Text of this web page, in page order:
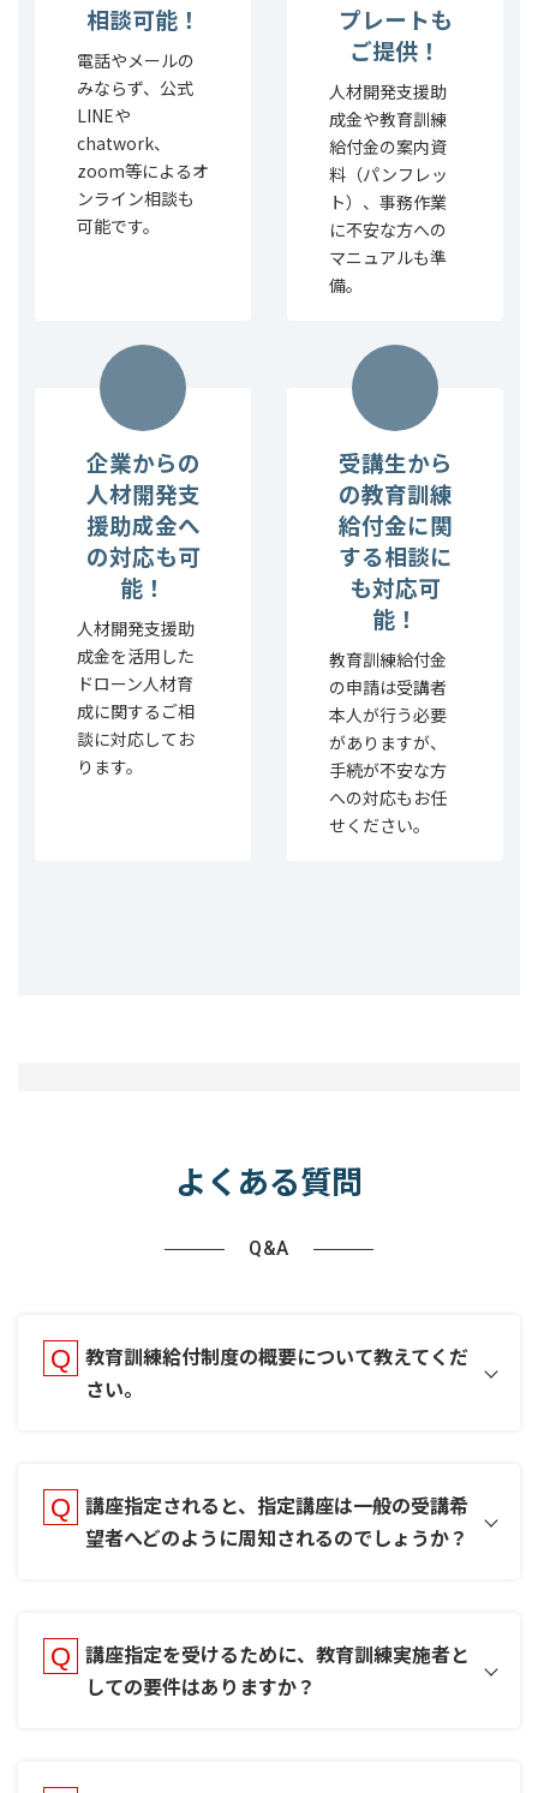
相談可能！
電話やメールの
みならず、公式
LINEや
chatwork、
zoom等によるオ
ンライン相談も
可能です。
プレートも
ご提供！
人材開発支援助
成金や教育訓練
給付金の案内資
料（パンフレッ
ト）、事務作業
に不安な方への
マニュアルも準
備。
企業からの
人材開発支
援助成金へ
の対応も可
能！
人材開発支援助
成金を活用した
ドローン人材育
成に関するご相
談に対応してお
ります。
受講生から
の教育訓練
給付金に関
する相談に
も対応可
能！
教育訓練給付金
の申請は受講者
本人が行う必要
がありますが、
手続が不安な方
への対応もお任
せください。
よくある質問
Q&A
教育訓練給付制度の概要について教えてくだ
さい。
講座指定されると、指定講座は一般の受講希
望者へどのように周知されるのでしょうか？
講座指定を受けるために、教育訓練実施者と
しての要件はありますか？